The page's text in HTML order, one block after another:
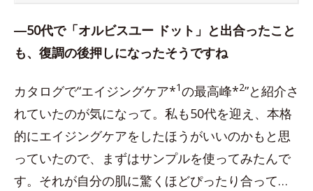
―50代で「オルビスユー ドット」と出合ったこと
も、復調の後押しになったそうですね
カタログで“エイジングケア*1の最高峰*2”と紹介さ
れていたのが気になって。私も50代を迎え、本格
的にエイジングケアをしたほうがいいのかもと思
っていたので、まずはサンプルを使ってみたんで
す。それが自分の肌に驚くほどぴったり合って…